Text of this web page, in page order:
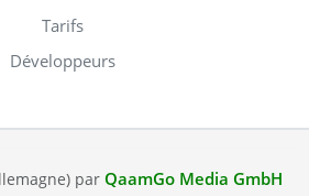
Tarifs
Développeurs
par QaamGo Media GmbH